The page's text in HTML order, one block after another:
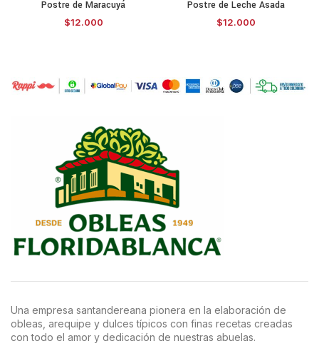
Postre de Maracuyá
$12.000
Postre de Leche Asada
$12.000
Una empresa santandereana pionera en la elaboración de
obleas, arequipe y dulces típicos con finas recetas creadas
con todo el amor y dedicación de nuestras abuelas.